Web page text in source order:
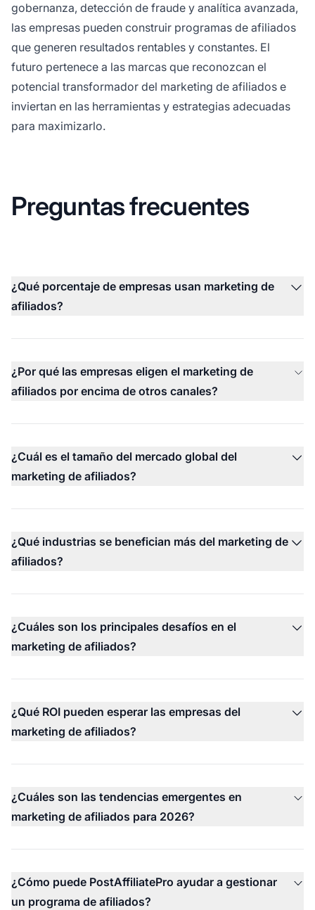
gobernanza, detección de fraude y analítica avanzada,
las empresas pueden construir programas de afiliados
que generen resultados rentables y constantes. El
futuro pertenece a las marcas que reconozcan el
potencial transformador del marketing de afiliados e
inviertan en las herramientas y estrategias adecuadas
para maximizarlo.
Preguntas frecuentes
¿Qué porcentaje de empresas usan marketing de
afiliados?
¿Por qué las empresas eligen el marketing de
afiliados por encima de otros canales?
¿Cuál es el tamaño del mercado global del
marketing de afiliados?
¿Qué industrias se benefician más del marketing de
afiliados?
¿Cuáles son los principales desafíos en el
marketing de afiliados?
¿Qué ROI pueden esperar las empresas del
marketing de afiliados?
¿Cuáles son las tendencias emergentes en
marketing de afiliados para 2026?
¿Cómo puede PostAffiliatePro ayudar a gestionar
un programa de afiliados?